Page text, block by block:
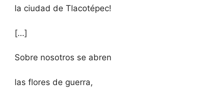
la ciudad de Tlacotépec!
[…]
Sobre nosotros se abren
las flores de guerra,